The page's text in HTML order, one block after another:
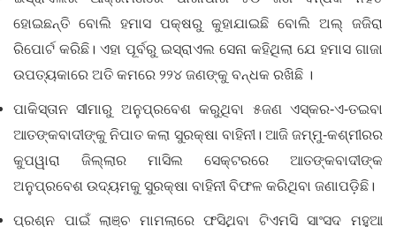
ହୋଇଛନ୍ତି ବୋଲି ହମାସ ପକ୍ଷରୁ କୁହାଯାଇଛି ବୋଲି ଅଲ୍ ଜଜିରା
ରିପୋର୍ଟ କରିଛି। ଏହା ପୂର୍ବରୁ ଇସ୍ରାଏଲ ସେନା କହିଥିଲା ଯେ ହମାସ ଗାଜା
ଉପତ୍ୟକାରେ ଅତି କମରେ ୨୨୪ ଜଣଙ୍କୁ ବନ୍ଧକ ରଖିଛି ।
ପାକିସ୍ତାନ ସୀମାରୁ ଅନୁପ୍ରବେଶ କରୁଥିବା ୫ଜଣ ଏସ୍କର-ଏ-ତଇବା
ଆତଙ୍କବାଦୀଙ୍କୁ ନିପାତ କଲା ସୁରକ୍ଷା ବାହିନୀ। ଆଜି ଜମ୍ମୁ-କଶ୍ମୀରର
କୁପୱାରା ଜିଲ୍ଲାର ମାସିଲ ସେକ୍ଟରରେ ଆତଙ୍କବାଦୀଙ୍କ
ଅନୁପ୍ରବେଶ ଉଦ୍ୟମକୁ ସୁରକ୍ଷା ବାହିନୀ ବିଫଳ କରିଥିବା ଜଣାପଡ଼ିଛି।
ପ୍ରଶ୍ନ ପାଇଁ ଲାଞ୍ଚ ମାମଲାରେ ଫସିଥିବା ଟିଏମସି ସାଂସଦ ମହୁଆ